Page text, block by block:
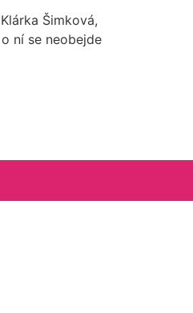
Šimková,
ní se neobejde